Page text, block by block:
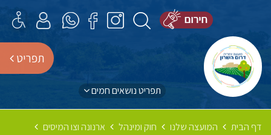
תפריט נושאים חמים
תפריט
דף הבית המועצה שלנו חוק ומינהל
ארנונה וצו המיסים